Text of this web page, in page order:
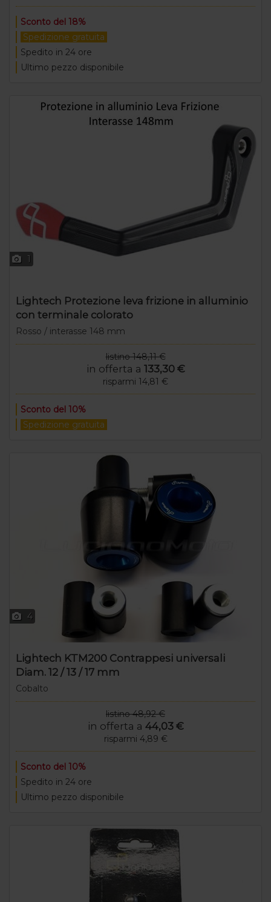
Sconto del 18%
Spedizione gratuita
Spedito in 24 ore
Ultimo pezzo disponibile
1
Lightech Protezione leva frizione in alluminio
con terminale colorato
Rosso / interasse 148 mm
listino 148,11 €
in offerta a 133,30 €
risparmi 14,81 €
Sconto del 10%
Spedizione gratuita
4
Lightech KTM200 Contrappesi universali
Diam. 12 / 13 / 17 mm
Cobalto
listino 48,92 €
in offerta a 44,03 €
risparmi 4,89 €
Sconto del 10%
Spedito in 24 ore
Ultimo pezzo disponibile